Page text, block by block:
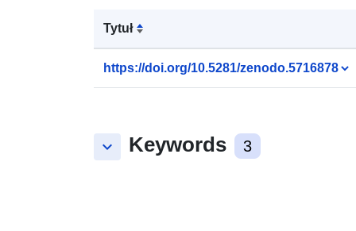
Tytuł
https://doi.org/10.5281/zenodo.5716878
keyboard_arrow_down Keywords 3